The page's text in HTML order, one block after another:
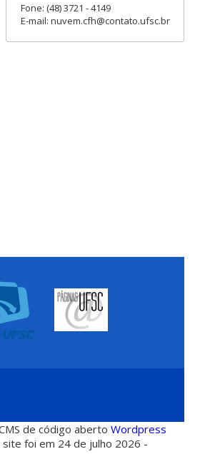
Fone: (48) 3721 - 4149
E-mail: nuvem.cfh@contato.ufsc.br
de código abertoWordpress
site foi em 24 de julho 2026 -